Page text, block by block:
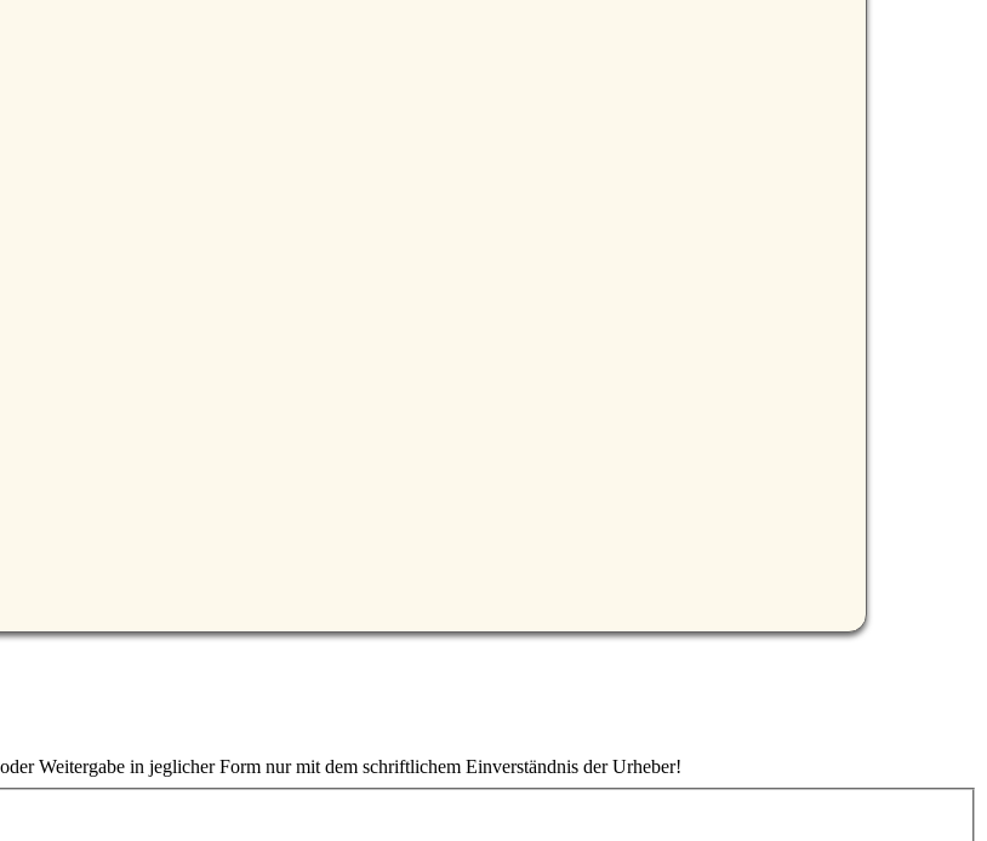
Weitergabe in jeglicher Form nur mit dem schriftlichem Einverständnis der Urheber!